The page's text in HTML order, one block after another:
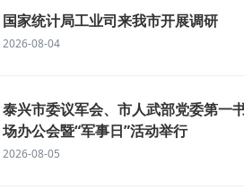
国家统计局工业司来我市开展调研
2026-08-04
泰兴市委议军会、市人武部党委第一
场办公会暨“军事日”活动举行
2026-08-05